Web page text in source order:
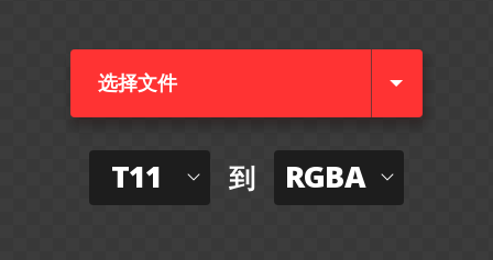
选择文件
T11 到 RGBA